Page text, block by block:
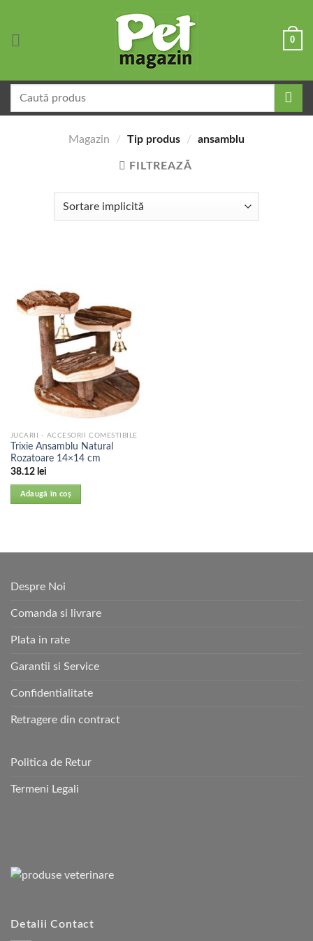
0
după:
Magazin / Tip produs / ansamblu
FILTREAZĂ
JUCARII - ACCESORII COMESTIBILE
Trixie Ansamblu Natural
Rozatoare 14×14 cm
38.12 lei
Adaugă în coș
Despre Noi
Comanda si livrare
Plata in rate
Garantii si Service
Confidentialitate
Retragere din contract
Politica de Retur
Termeni Legali
Detalii Contact